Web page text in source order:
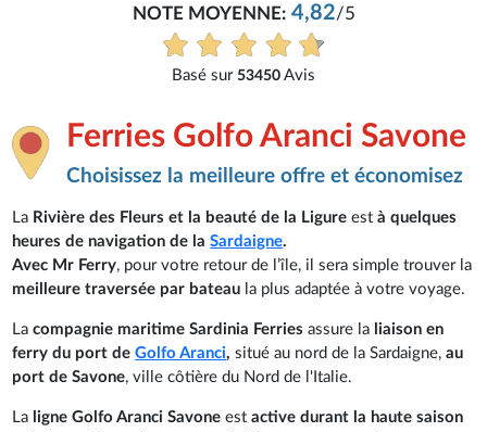
NOTE MOYENNE:4,82/5
Basé sur 53450Avis
Ferries Golfo Aranci Savone
Choisissez la meilleure offre et économisez
La Rivière des Fleurs et la beauté de la Ligure està quelques
heures de navigation de laSardaigne.
Avec Mr Ferry, pour votre retour de l’île, il sera simple trouver la
meilleure traversée par bateau la plus adaptée à votre voyage.
Lacompagnie maritime Sardinia Ferries assure la liaison en
ferry du port deGolfo Aranci, situé au nord de la Sardaigne,au
port de Savone, ville côtière du Nord de l'Italie.
La ligne Golfo Aranci Savone estactive durant la haute saison